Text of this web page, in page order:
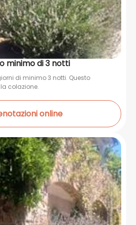
minimo di 3 notti
di minimo 3 notti. Questo
colazione.
online